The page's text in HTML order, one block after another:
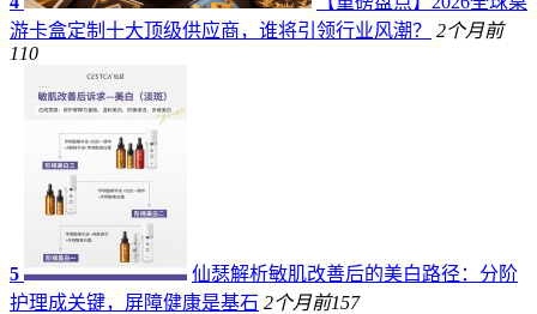
游卡盒定制十大顶级供应商，谁将引领行业风潮？
2个月前
110
5
仙瑟解析敏肌改善后的美白路径：分阶
护理成关键，屏障健康是基石 2个月前157